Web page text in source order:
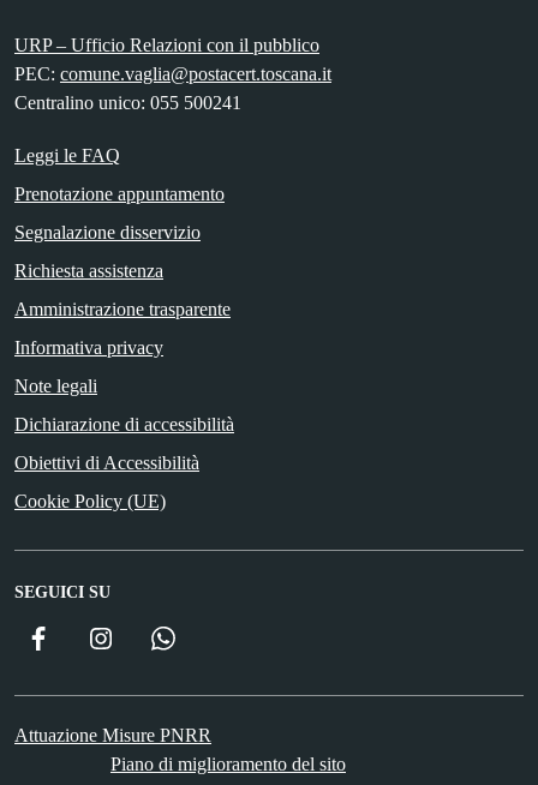
URP – Ufficio Relazioni con il pubblico
PEC: comune.vaglia@postacert.toscana.it
Centralino unico: 055 500241
Leggi le FAQ
Prenotazione appuntamento
Segnalazione disservizio
Richiesta assistenza
Amministrazione trasparente
Informativa privacy
Note legali
Dichiarazione di accessibilità
Obiettivi di Accessibilità
Cookie Policy (UE)
SEGUICI SU
Facebook Instagram
Attuazione Misure PNRR
Piano di miglioramento del sito